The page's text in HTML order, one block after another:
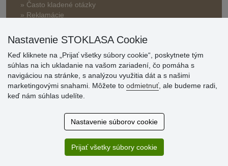
» Často kladené otázky
» Reklamácie
Hodnotenia
zákazníkov
Nastavenie STOKLASA Cookie
Keď kliknete na „Prijať všetky súbory cookie“, poskytnete tým
súhlas na ich ukladanie na vašom zariadení, čo pomáha s
navigáciou na stránke, s analýzou využitia dát a s našimi
marketingovými snahami. Môžete to odmietnuť, ale budeme radi,
keď nám súhlas udelíte.
Nastavenie súborov cookie
Prijať všetky súbory cookie